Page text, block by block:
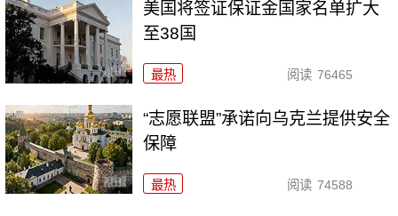
美国将签证保证金国家名单扩大
至38国
最热 阅读 76465
“志愿联盟”承诺向乌克兰提供安全
保障
最热 阅读 74588